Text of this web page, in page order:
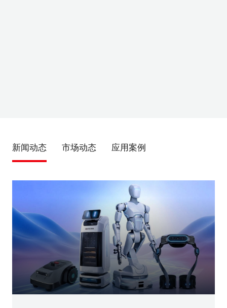
新闻动态 市场动态 应用案例